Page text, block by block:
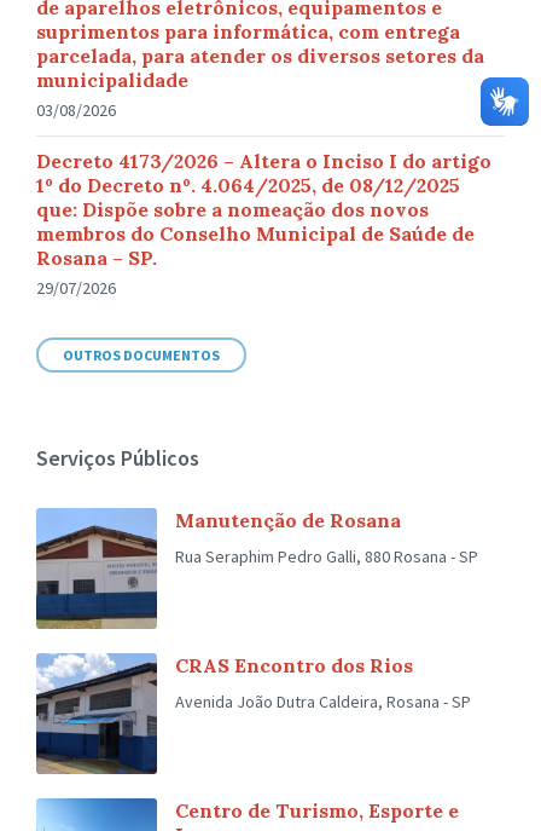
de aparelhos eletrônicos, equipamentos e
suprimentos para informática, com entrega
parcelada, para atender os diversos setores da
municipalidade
03/08/2026
Decreto 4173/2026 – Altera o Inciso I do artigo
1º do Decreto nº. 4.064/2025, de 08/12/2025
que: Dispõe sobre a nomeação dos novos
membros do Conselho Municipal de Saúde de
Rosana – SP.
29/07/2026
OUTROS DOCUMENTOS
Serviços Públicos
Manutenção de Rosana
Rua Seraphim Pedro Galli, 880 Rosana - SP
CRAS Encontro dos Rios
Avenida João Dutra Caldeira, Rosana - SP
Centro de Turismo, Esporte e